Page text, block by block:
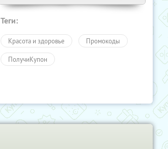
Теги:
Красота и здоровье Промокоды
ПолучиКупон